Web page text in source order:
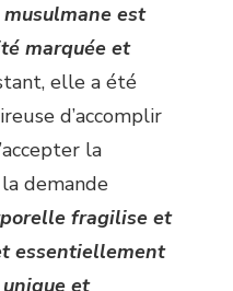
est
marquée et
elle a été
d’accomplir
la
demande
fragilise et
essentiellement